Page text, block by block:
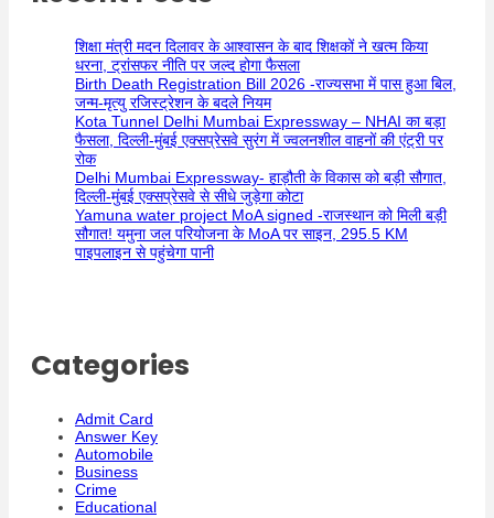
शिक्षा मंत्री मदन दिलावर के आश्वासन के बाद शिक्षकों ने खत्म किया
धरना, ट्रांसफर नीति पर जल्द होगा फैसला
Birth Death Registration Bill 2026 -राज्यसभा में पास हुआ बिल,
जन्म-मृत्यु रजिस्ट्रेशन के बदले नियम
Kota Tunnel Delhi Mumbai Expressway – NHAI का बड़ा
फैसला, दिल्ली-मुंबई एक्सप्रेसवे सुरंग में ज्वलनशील वाहनों की एंट्री पर
रोक
Delhi Mumbai Expressway- हाड़ौती के विकास को बड़ी सौगात,
दिल्ली-मुंबई एक्सप्रेसवे से सीधे जुड़ेगा कोटा
Yamuna water project MoA signed -राजस्थान को मिली बड़ी
सौगात! यमुना जल परियोजना के MoA पर साइन, 295.5 KM
पाइपलाइन से पहुंचेगा पानी
Categories
Admit Card
Answer Key
Automobile
Business
Crime
Educational